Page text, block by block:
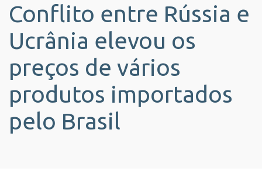
Conflito entre Rússia e
Ucrânia elevou os
preços de vários
produtos importados
pelo Brasil